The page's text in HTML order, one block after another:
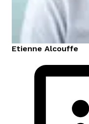
Etienne Alcouffe